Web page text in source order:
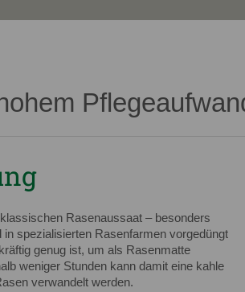
Rasenaussaat – besonders
spezialisierten Rasenfarmen vorgedüngt
genug ist, um als Rasenmatte
weniger Stunden kann damit eine kahle
verwandelt werden.